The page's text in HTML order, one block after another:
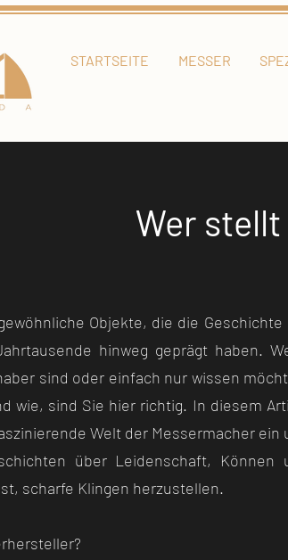
STARTSEITE MESSER
Wer stellt
Objekte, die die Geschichte
hinweg geprägt haben.
sind oder einfach nur wissen
wie, sind Sie hier richtig. In diesem
Welt der Messermacher ein
über Leidenschaft, Können
scharfe Klingen herzustellen.